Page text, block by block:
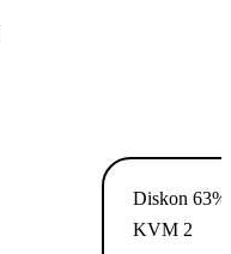
Diskon 63%
KVM 2